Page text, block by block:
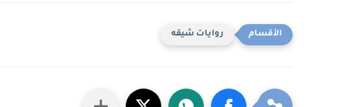
روايات شيقه